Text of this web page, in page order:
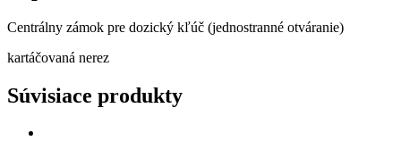
Centrálny zámok pre dozický kľúč (jednostranné otváranie)
kartáčovaná nerez
Súvisiace produkty